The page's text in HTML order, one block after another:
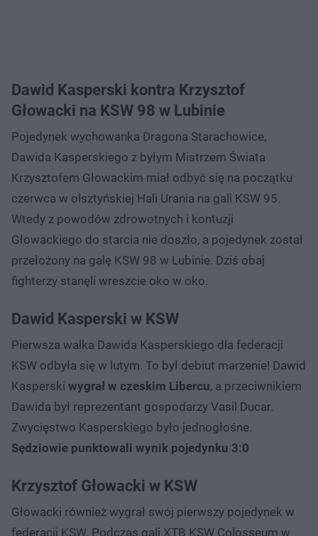
Dawid Kasperski kontra Krzysztof
Głowacki na KSW 98 w Lubinie
Pojedynek wychowanka Dragona Starachowice,
Dawida Kasperskiego z byłym Mistrzem Świata
Krzysztofem Głowackim miał odbyć się na początku
czerwca w olsztyńskiej Hali Urania na gali KSW 95.
Wtedy z powodów zdrowotnych i kontuzji
Głowackiego do starcia nie doszło, a pojedynek został
przełożony na galę KSW 98 w Lubinie. Dziś obaj
fighterzy stanęli wreszcie oko w oko.
Dawid Kasperski w KSW
Pierwsza walka Dawida Kasperskiego dla federacji
KSW odbyła się w lutym. To był debiut marzenie! Dawid
Kasperski wygrał w czeskim Libercu, a przeciwnikiem
Dawida był reprezentant gospodarzy Vasil Ducar.
Zwycięstwo Kasperskiego było jednogłośne.
Sędziowie punktowali wynik pojedynku 3:0
Krzysztof Głowacki w KSW
Głowacki również wygrał swój pierwszy pojedynek w
federacji KSW. Podczas gali XTB KSW Colosseum w